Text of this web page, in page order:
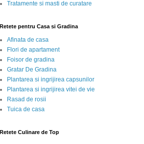
Tratamente si masti de curatare
Retete pentru Casa si Gradina
Afinata de casa
Flori de apartament
Foisor de gradina
Gratar De Gradina
Plantarea si ingrijirea capsunilor
Plantarea si ingrijirea vitei de vie
Rasad de rosii
Tuica de casa
Retete Culinare de Top